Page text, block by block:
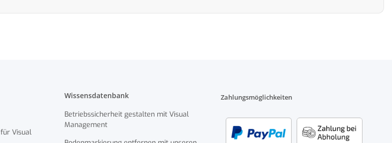
Visual
Wissensdatenbank
Betriebssicherheit gestalten mit Visual
Management
Zahlungsmöglichkeiten